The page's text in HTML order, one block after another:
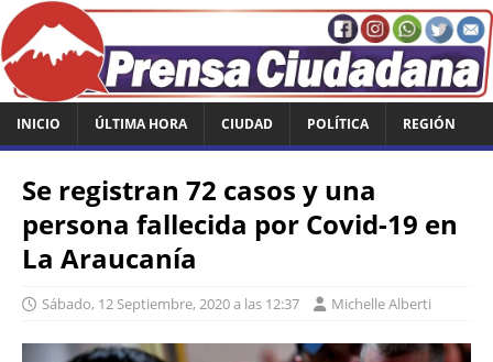
INICIO ÚLTIMA HORA CIUDAD POLÍTICA REGIÓN
Se registran 72 casos y una
persona fallecida por Covid-19 en
La Araucanía
Sábado, 12 Septiembre, 2020 a las 12:37 Michelle Alberti